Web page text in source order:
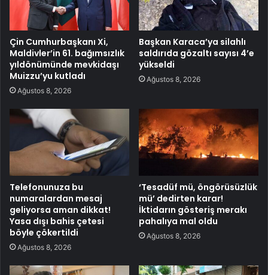
Çin Cumhurbaşkanı Xi,
Maldivler’in 61. bağımsızlık
yıldönümünde mevkidaşı
Muizzu’yu kutladı
Ağustos 8, 2026
Başkan Karaca’ya silahlı
saldırıda gözaltı sayısı 4’e
yükseldi
Ağustos 8, 2026
Telefonunuza bu
numaralardan mesaj
geliyorsa aman dikkat!
Yasa dışı bahis çetesi
böyle çökertildi
Ağustos 8, 2026
‘Tesadüf mü, öngörüsüzlük
mü’ dedirten karar!
İktidarın gösteriş merakı
pahalıya mal oldu
Ağustos 8, 2026